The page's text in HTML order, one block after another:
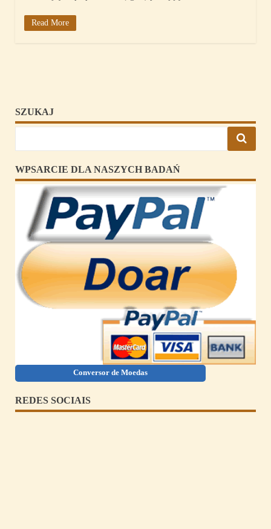
Read More
SZUKAJ
WPSARCIE DLA NASZYCH BADAŃ
Conversor de Moedas
REDES SOCIAIS